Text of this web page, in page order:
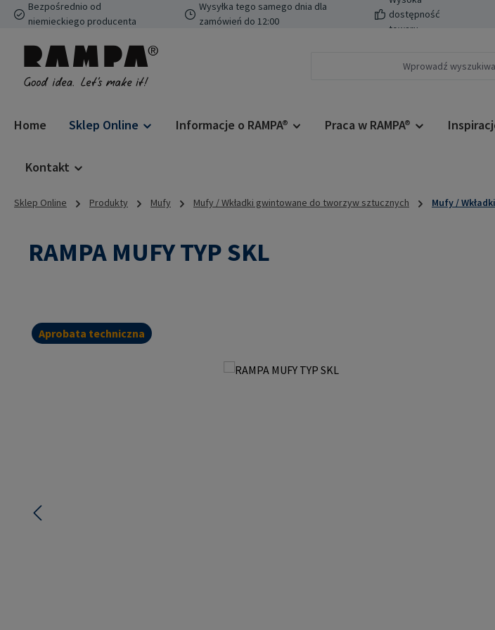
do głównej zawartości
Przejdź do wyszukiwania
Przejdź do głównej nawigacji
Bezpośrednio od
niemieckiego producenta
Wysyłka tego samego dnia dla
zamówień do 12:00
dostępność
towaru
Home Sklep Online Informacje o RAMPA® Praca w RAMPA®
Kontakt
Sklep Online Produkty Mufy Mufy / Wkładki gwintowane do tworzyw sztucznych Mufy /
RAMPA MUFY TYP SKL
Aprobata techniczna